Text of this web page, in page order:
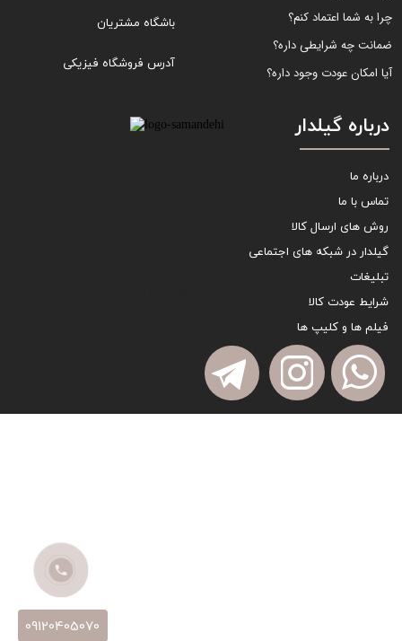
چرا به شما اعتماد کنم؟
ضمانت چه شرایطی داره؟
آیا امکان عودت وجود داره؟
باشگاه مشتریان
آدرس فروشگاه فیزیکی
درباره گیلدار
درباره ما
تماس با ما
روش های ارسال کالا
گیلدار در شبکه های اجتماعی
تبلیغات
شرایط عودت کالا
فیلم ها و کلیپ ها
09120405070